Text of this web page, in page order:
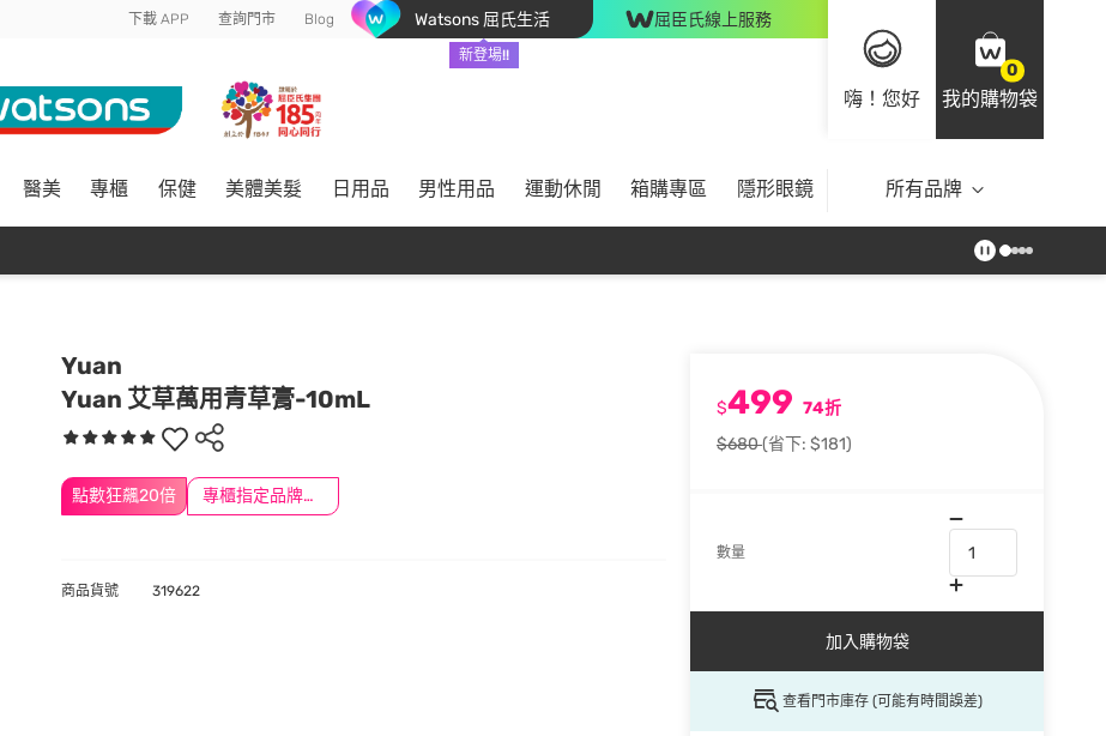
下載 APP 查詢門市 Blog Watsons 屈氏生活
新登場!!
屈臣氏線上服務
嗨！您好
0
我的購物袋
醫美 專櫃 保健 美體美髮 日用品 男性用品 運動休閒 箱購專區 隱形眼鏡 所有品牌
Yuan
Yuan 艾草萬用青草膏-10mL
點數狂飆20倍 專櫃指定品牌滿2000送$200
$499 74折
$680(省下: $181)
數量
加入購物袋
查看門市庫存 (可能有時間誤差)
商品貨號 319622